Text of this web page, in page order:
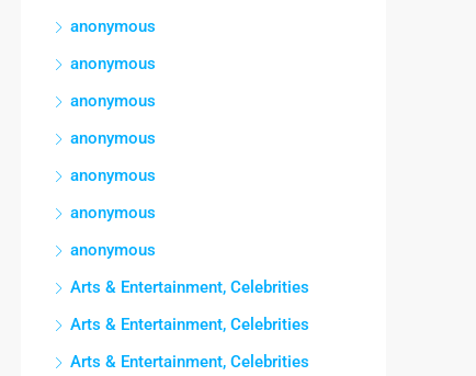
anonymous
anonymous
anonymous
anonymous
anonymous
anonymous
anonymous
Arts & Entertainment, Celebrities
Arts & Entertainment, Celebrities
Arts & Entertainment, Celebrities